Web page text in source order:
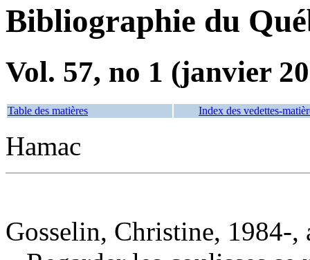
Bibliographie du
Vol. 57, no 1 (janvier
Table des matières Index des vedettes-
Hamac
Gosselin, Christine, 1984-,